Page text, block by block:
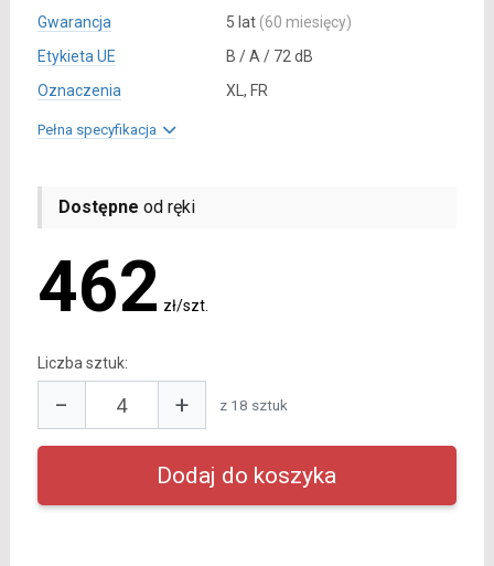
Gwarancja
5 lat (60 miesięcy)
Etykieta UE
B / A / 72 dB
Oznaczenia
XL, FR
Pełna specyfikacja
Dostępne od ręki
462 zł/szt.
Liczba sztuk:
− + z 18 sztuk